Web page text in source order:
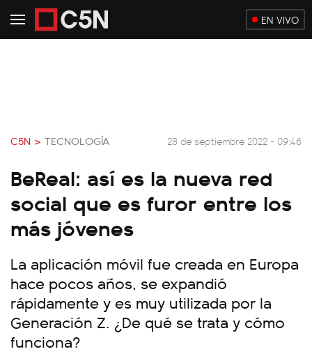
EN VIVO
C5N > TECNOLOGÍA 28 de septiembre 2022 - 09:46
BeReal: así es la nueva red
social que es furor entre los
más jóvenes
La aplicación móvil fue creada en Europa
hace pocos años, se expandió
rápidamente y es muy utilizada por la
Generación Z. ¿De qué se trata y cómo
funciona?